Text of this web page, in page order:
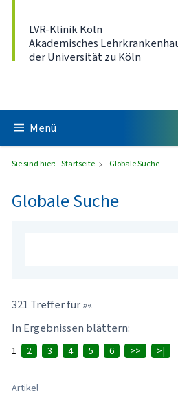
LVR-Klinik Köln
Akademisches
der Universität zu Köln
Menü
Sie sind hier: Startseite Globale Suche
Globale Suche
321 Treffer für »«
In Ergebnissen blättern:
1 2 3 4 5 6 >> >|
Artikel